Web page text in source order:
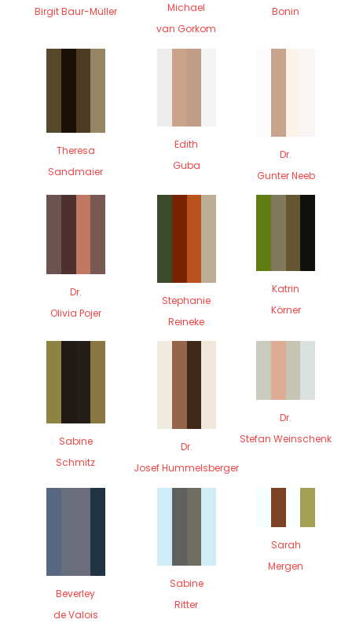
Birgit Baur-Müller
Michael
van Gorkom
Bonin
Theresa
Sandmaier
Edith
Guba
Dr.
Gunter Neeb
Dr.
Olivia Pojer
Stephanie
Reineke
Katrin
Körner
Sabine
Schmitz
Dr.
Josef Hummelsberger
Dr.
Stefan Weinschenk
Beverley
de Valois
Sabine
Ritter
Sarah
Mergen